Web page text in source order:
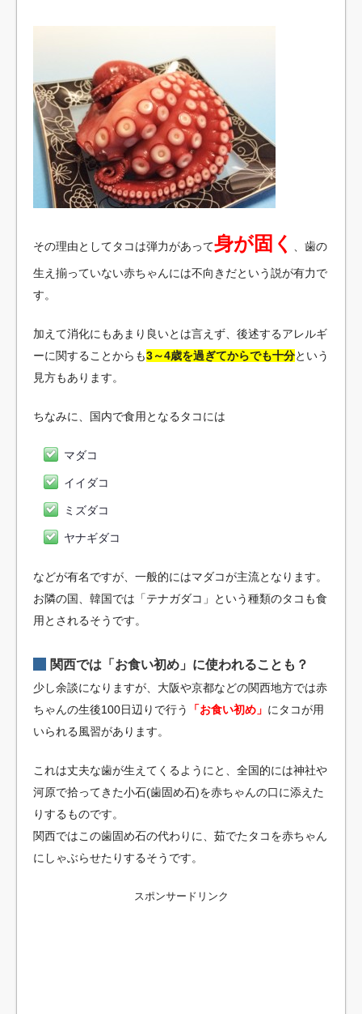
その理由としてタコは弾力があって身が固く 、歯の
生え揃っていない赤ちゃんには不向きだという説が有力で
す。
加えて消化にもあまり良いとは言えず、後述するアレルギ
ーに関することからも3～4歳を過ぎてからでも十分という
見方もあります。
ちなみに、国内で食用となるタコには
マダコ
イイダコ
ミズダコ
ヤナギダコ
などが有名ですが、一般的にはマダコが主流となります。
お隣の国、韓国では「テナガダコ」という種類のタコも食
用とされるそうです。
関西では「お食い初め」に使われることも？
少し余談になりますが、大阪や京都などの関西地方では赤
ちゃんの生後100日辺りで行う
「お食い初め」 にタコが用
いられる風習があります。
これは丈夫な歯が生えてくるようにと、全国的には神社や
河原で拾ってきた小石(歯固め石)を赤ちゃんの口に添えた
りするものです。
関西ではこの歯固め石の代わりに、茹でたタコを赤ちゃん
にしゃぶらせたりするそうです。
スポンサードリンク